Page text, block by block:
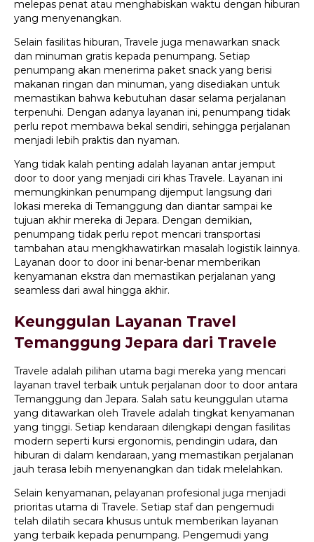
melepas penat atau menghabiskan waktu dengan hiburan
yang menyenangkan.
Selain fasilitas hiburan, Travele juga menawarkan snack
dan minuman gratis kepada penumpang. Setiap
penumpang akan menerima paket snack yang berisi
makanan ringan dan minuman, yang disediakan untuk
memastikan bahwa kebutuhan dasar selama perjalanan
terpenuhi. Dengan adanya layanan ini, penumpang tidak
perlu repot membawa bekal sendiri, sehingga perjalanan
menjadi lebih praktis dan nyaman.
Yang tidak kalah penting adalah layanan antar jemput
door to door yang menjadi ciri khas Travele. Layanan ini
memungkinkan penumpang dijemput langsung dari
lokasi mereka di Temanggung dan diantar sampai ke
tujuan akhir mereka di Jepara. Dengan demikian,
penumpang tidak perlu repot mencari transportasi
tambahan atau mengkhawatirkan masalah logistik lainnya.
Layanan door to door ini benar-benar memberikan
kenyamanan ekstra dan memastikan perjalanan yang
seamless dari awal hingga akhir.
Keunggulan Layanan Travel
Temanggung Jepara dari Travele
Travele adalah pilihan utama bagi mereka yang mencari
layanan travel terbaik untuk perjalanan door to door antara
Temanggung dan Jepara. Salah satu keunggulan utama
yang ditawarkan oleh Travele adalah tingkat kenyamanan
yang tinggi. Setiap kendaraan dilengkapi dengan fasilitas
modern seperti kursi ergonomis, pendingin udara, dan
hiburan di dalam kendaraan, yang memastikan perjalanan
jauh terasa lebih menyenangkan dan tidak melelahkan.
Selain kenyamanan, pelayanan profesional juga menjadi
prioritas utama di Travele. Setiap staf dan pengemudi
telah dilatih secara khusus untuk memberikan layanan
yang terbaik kepada penumpang. Pengemudi yang